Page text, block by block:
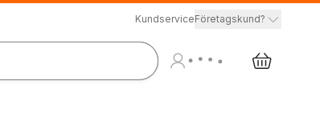
KundserviceFöretagskund?